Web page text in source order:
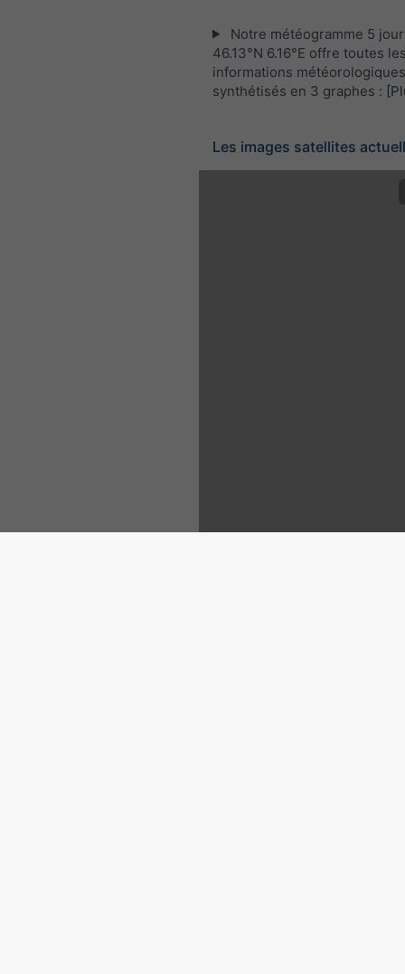
Notre météogramme 5
46.13°N 6.16°E offre toutes
informations météorologiques
synthétisés en 3 graphes :
Les images satellites